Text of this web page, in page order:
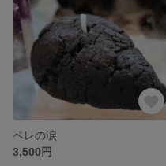
ペレの涙
3,500円